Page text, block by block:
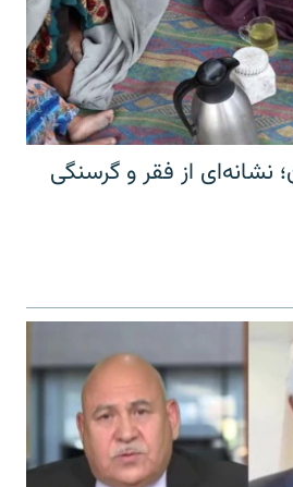
نشانه‌ای از فقر و گرسنگی